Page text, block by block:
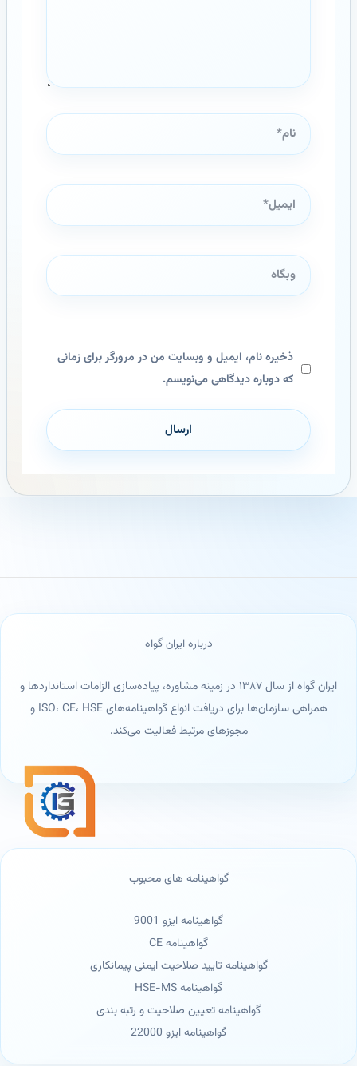
نام*
ایمیل*
وبگاه
ذخیره نام، ایمیل و وبسایت من در مرورگر برای زمانی
که دوباره دیدگاهی می‌نویسم.
درباره ایران گواه
ایران گواه از سال ۱۳۸۷ در زمینه مشاوره، پیاده‌سازی الزامات استانداردها و
همراهی سازمان‌ها برای دریافت انواع گواهینامه‌های ISO، CE، HSE و
مجوزهای مرتبط فعالیت می‌کند.
گواهینامه های محبوب
گواهینامه ایزو 9001
گواهینامه CE
گواهینامه تایید صلاحیت ایمنی پیمانکاری
گواهینامه HSE-MS
گواهینامه تعیین صلاحیت و رتبه بندی
گواهینامه ایزو 22000